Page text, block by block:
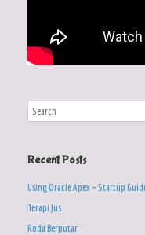
Recent Posts
Using Oracle Apex – Startup
Terapi Jus
Roda Berputar